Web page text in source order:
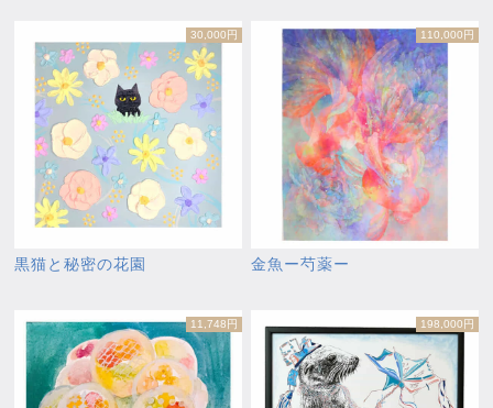
30,000円
黒猫と秘密の花園
110,000円
金魚ー芍薬ー
11,748円 198,000円